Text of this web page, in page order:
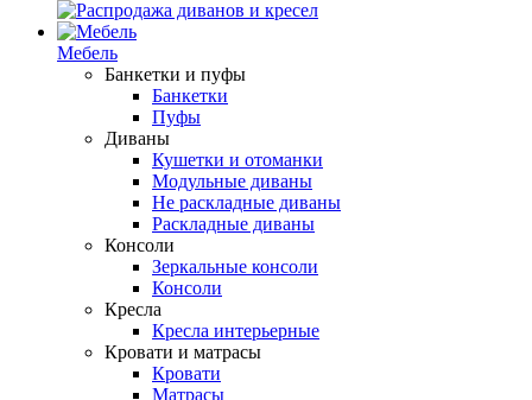
Мебель
Банкетки и пуфы
Банкетки
Пуфы
Диваны
Кушетки и отоманки
Модульные диваны
Не раскладные диваны
Раскладные диваны
Консоли
Зеркальные консоли
Консоли
Кресла
Кресла интерьерные
Кровати и матрасы
Кровати
Матрасы